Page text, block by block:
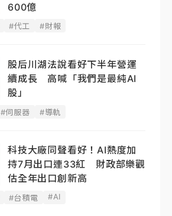
600億
#代工 #財報
股后川湖法說看好下半年營運
續成長 高喊「我們是最純AI
股」
#伺服器 #導軌
科技大廠同聲看好！AI熱度加
持7月出口連33紅 財政部樂觀
估全年出口創新高
#台積電 #AI